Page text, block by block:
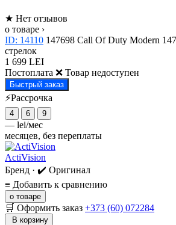
★ Нет отзывов
о товаре ›
ID: 14110 147698 Call Of Duty Modern
стрелок
1 699 LEI
Постоплата ❌ Товар недоступен
Быстрый заказ
⚡Рассрочка
4 6 9
— lei/мес
месяцев, без переплаты
ActiVision
Бренд · ✔️ Оригинал
≡ Добавить к сравнению
о товаре
🛒 Оформить заказ +373 (60) 072284
В корзину